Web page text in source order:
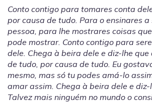
Conto contigo para tomares conta
por causa de tudo. Para o ensinares a
pessoa, para lhe mostrares coisas
pode mostrar. Conto contigo para
dele. Chega à beira dele e diz-lhe
de tudo, por causa de tudo. Eu
mesmo, mas só tu podes amá-lo
amar assim. Chega à beira dele e diz-
Talvez mais ninguém no mundo o